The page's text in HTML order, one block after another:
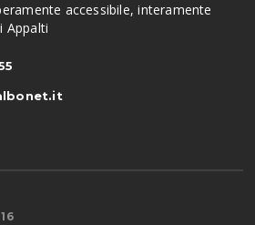
accessibile, interamente
Appalti